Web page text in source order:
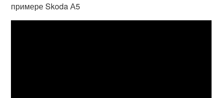
примере Skoda А5